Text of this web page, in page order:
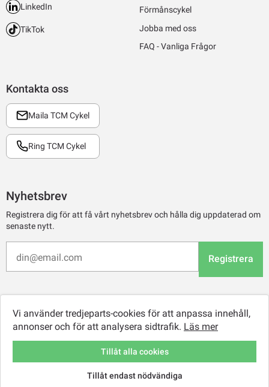
Kontakta oss
Maila TCM Cykel
Ring TCM Cykel
LinkedIn
TikTok
Förmånscykel
Jobba med oss
FAQ - Vanliga Frågor
Nyhetsbrev
Registrera dig för att få vårt nyhetsbrev och hålla dig uppdaterad om
senaste nytt.
Registrera
© 2026 TCM Online Retail AB
Vi använder tredjeparts-cookies för att anpassa innehåll,
annonser och för att analysera sidtrafik. Läs mer
Tillåt endast nödvändiga
Tillåt alla cookies